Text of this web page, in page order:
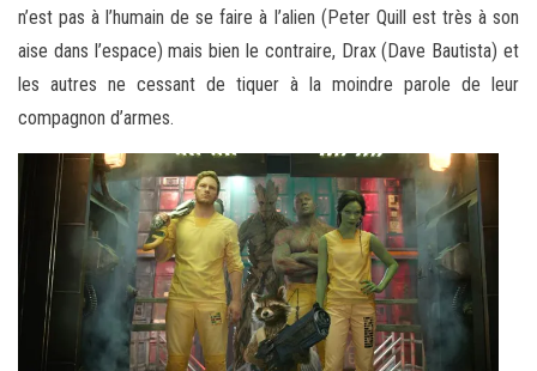
n’est pas à l’humain de se faire à l’alien (Peter Quill est très à son
aise dans l’espace) mais bien le contraire, Drax (Dave Bautista) et
les autres ne cessant de tiquer à la moindre parole de leur
compagnon d’armes.